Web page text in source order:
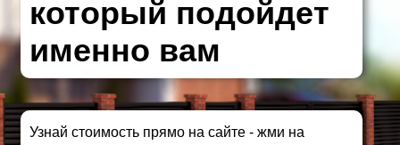
который подойдет
именно вам
Узнай стоимость прямо на сайте - жми на